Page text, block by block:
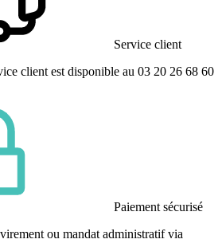
Service client
client est disponible au 03 20 26 68 60
Paiement sécurisé
ou mandat administratif via